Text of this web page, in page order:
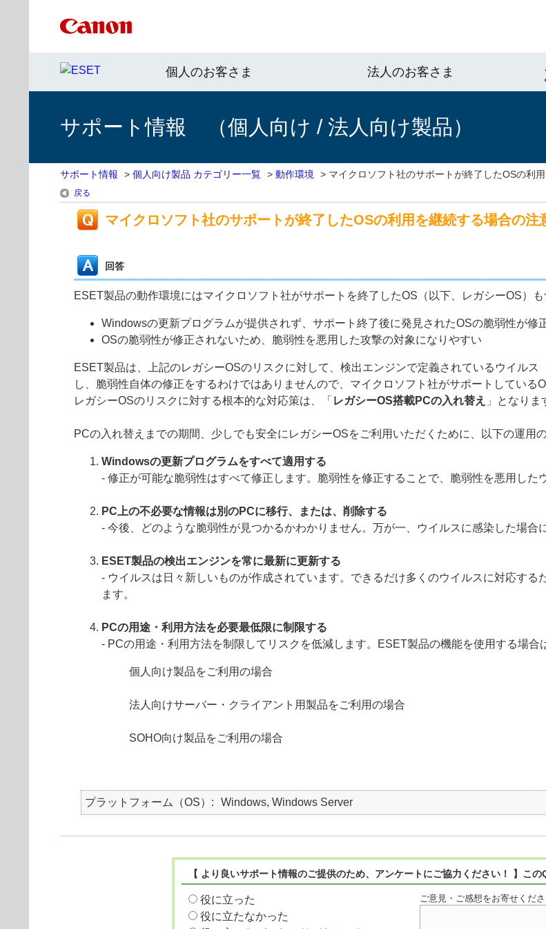
個人のお客さま 法人のお客さま
サポート情報 （個人向け / 法人向け製品）
サポート情報 > 個人向け製品 カテゴリー一覧 > 動作環境 > マイクロソフト社のサポートが終了したOSの利
戻る
マイクロソフト社のサポートが終了したOSの利用を継続する場合の注
回答
ESET製品の動作環境にはマイクロソフト社がサポートを終了したOS（以下、レガシーOS）
Windowsの更新プログラムが提供されず、サポート終了後に発見されたOSの脆弱性が修
OSの脆弱性が修正されないため、脆弱性を悪用した攻撃の対象になりやすい
ESET製品は、上記のレガシーOSのリスクに対して、検出エンジンで定義されているウイル
し、脆弱性自体の修正をするわけではありませんので、マイクロソフト社がサポートしている
レガシーOSのリスクに対する根本的な対応策は、「 レガシーOS搭載PCの入れ替え 」となりま
PCの入れ替えまでの期間、少しでも安全にレガシーOSをご利用いただくために、以下の運用
Windowsの更新プログラムをすべて適用する
- 修正が可能な脆弱性はすべて修正します。脆弱性を修正することで、脆弱性を悪用した
PC上の不必要な情報は別のPCに移行、または、削除する
- 今後、どのような脆弱性が見つかるかわかりません。万が一、ウイルスに感染した場合
ESET製品の検出エンジンを常に最新に更新する
- ウイルスは日々新しいものが作成されています。できるだけ多くのウイルスに対応す
ます。
PCの用途・利用方法を必要最低限に制限する
- PCの用途・利用方法を制限してリスクを低減します。ESET製品の機能を使用する場合
個人向け製品をご利用の場合
法人向けサーバー・クライアント用製品をご利用の場合
SOHO向け製品をご利用の場合
プラットフォーム（OS） Windows, Windows Server
【 より良いサポート情報のご提供のため、アンケートにご協力ください！ 】こ
役に立った
役に立たなかった
ご意見・ご感想をお寄せくださ